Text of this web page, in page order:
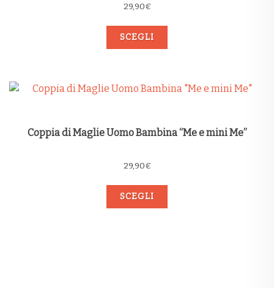
29,90€
SCEGLI
Coppia di Maglie Uomo Bambina “Me e mini Me”
29,90€
SCEGLI